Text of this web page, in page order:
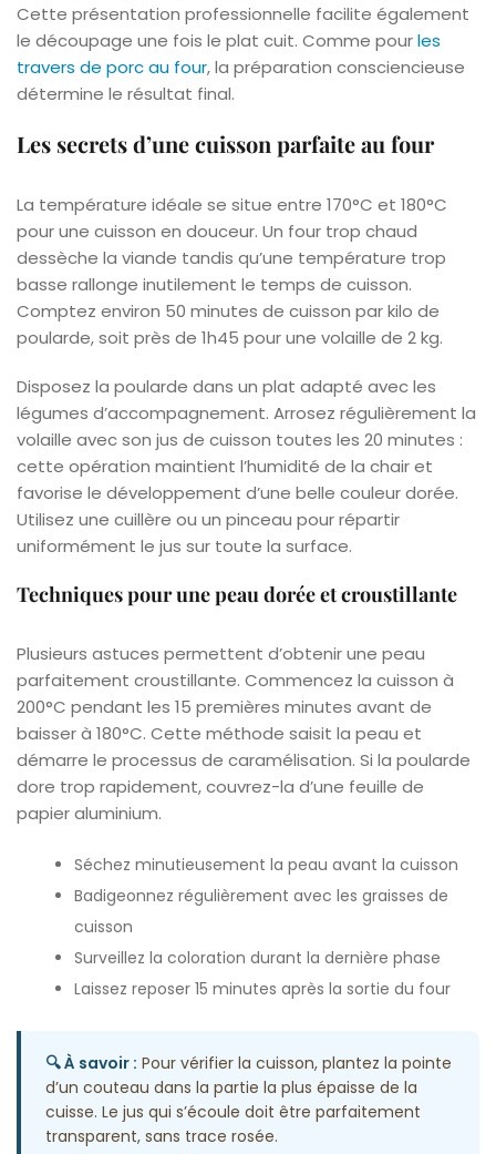
Cette présentation professionnelle facilite également
le découpage une fois le plat cuit. Comme pourles
travers de porc au four, la préparation consciencieuse
détermine le résultat final.
Les secrets d’une cuisson parfaite au four
La température idéale se situe entre 170°C et 180°C
pour une cuisson en douceur. Un four trop chaud
dessèche la viande tandis qu’une température trop
basse rallonge inutilement le temps de cuisson.
Comptez environ 50 minutes de cuisson par kilo de
poularde, soit près de 1h45 pour une volaille de 2 kg.
Disposez la poularde dans un plat adapté avec les
légumes d’accompagnement. Arrosez régulièrement la
volaille avec son jus de cuisson toutes les 20 minutes :
cette opération maintient l’humidité de la chair et
favorise le développement d’une belle couleur dorée.
Utilisez une cuillère ou un pinceau pour répartir
uniformément le jus sur toute la surface.
Techniques pour une peau dorée et croustillante
Plusieurs astuces permettent d’obtenir une peau
parfaitement croustillante. Commencez la cuisson à
200°C pendant les 15 premières minutes avant de
baisser à 180°C. Cette méthode saisit la peau et
démarre le processus de caramélisation. Si la poularde
dore trop rapidement, couvrez-la d’une feuille de
papier aluminium.
Séchez minutieusement la peau avant la cuisson
Badigeonnez régulièrement avec les graisses de
cuisson
Surveillez la coloration durant la dernière phase
Laissez reposer 15 minutes après la sortie du four
🔍 À savoir : Pour vérifier la cuisson, plantez la pointe
d’un couteau dans la partie la plus épaisse de la
cuisse. Le jus qui s’écoule doit être parfaitement
transparent, sans trace rosée.